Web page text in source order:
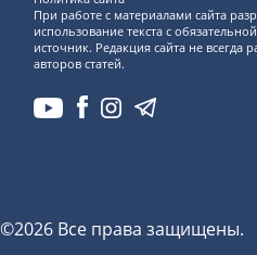
При работе с материалами сайта
использование текста с
источник. Редакция сайта не всегда
авторов статей.
©2026 Все права защищены.